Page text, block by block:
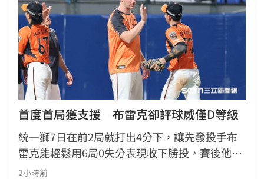
首度首局獲支援　布雷克卻評球威僅D等級
統一獅7日在前2局就打出4分下，讓先發投手布
雷克能輕鬆用6局0失分表現收下勝投，賽後他也
表示今晚投球特別輕鬆，但反而檢討自己的投球
2小時前